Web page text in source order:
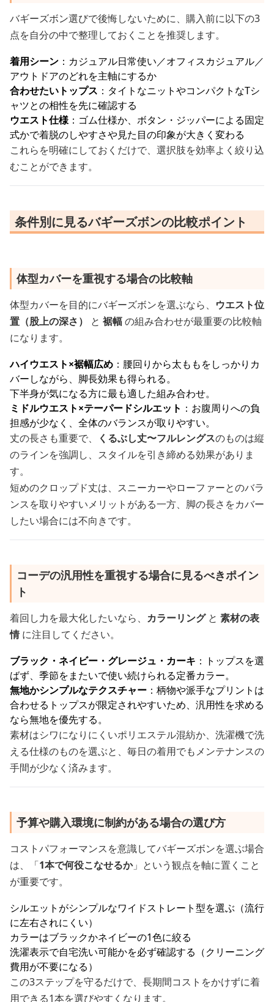
バギーズボン選びで後悔しないために、購入前に以下の3
点を自分の中で整理しておくことを推奨します。
着用シーン ：カジュアル日常使い／オフィスカジュアル／
アウトドアのどれを主軸にするか
合わせたいトップス ：タイトなニットやコンパクトなTシ
ャツとの相性を先に確認する
ウエスト仕様：ゴム仕様か、ボタン・ジッパーによる固定
式かで着脱のしやすさや見た目の印象が大きく変わる
これらを明確にしておくだけで、選択肢を効率よく絞り込
むことができます。
条件別に見るバギーズボンの比較ポイント
体型カバーを重視する場合の比較軸
体型カバーを目的にバギーズボンを選ぶなら、 ウエスト位
置（股上の深さ）
と 裾幅の組み合わせが最重要の比較軸
になります。
ハイウエスト×裾幅広め ：腰回りから太ももをしっかりカ
バーしながら、脚長効果も得られる。
下半身が気になる方に最も適した組み合わせ。
ミドルウエスト×テーパードシルエット ：お腹周りへの負
担感が少なく、全体のバランスが取りやすい。
丈の長さも重要で、
くるぶし丈〜フルレングスのものは縦
のラインを強調し、スタイルを引き締める効果がありま
す。
短めのクロップド丈は、スニーカーやローファーとのバラ
ンスを取りやすいメリットがある一方、脚の長さをカバー
したい場合には不向きです。
コーデの汎用性を重視する場合に見るべきポイン
ト
着回し力を最大化したいなら、 カラーリングと 素材の表
情に注目してください。
ブラック・ネイビー・グレージュ・カーキ ：トップスを選
ばず、季節をまたいで使い続けられる定番カラー。
無地かシンプルなテクスチャー ：柄物や派手なプリントは
合わせるトップスが限定されやすいため、汎用性を求める
なら無地を優先する。
素材はシワになりにくいポリエステル混紡か、洗濯機で洗
える仕様のものを選ぶと、毎日の着用でもメンテナンスの
手間が少なく済みます。
予算や購入環境に制約がある場合の選び方
コストパフォーマンスを意識してバギーズボンを選ぶ場合
は、「1本で何役こなせるか」という観点を軸に置くこと
が重要です。
シルエットがシンプルなワイドストレート型を選ぶ（流行
に左右されにくい）
カラーはブラックかネイビーの1色に絞る
洗濯表示で自宅洗い可能かを必ず確認する（クリーニング
費用が不要になる）
この3ステップを守るだけで、長期間コストをかけずに着
用できる1本を選びやすくなります。